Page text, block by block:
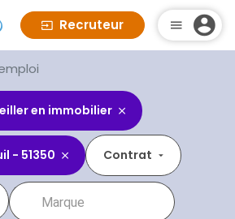
Recruteur
en immobilier
- 51350 Contrat